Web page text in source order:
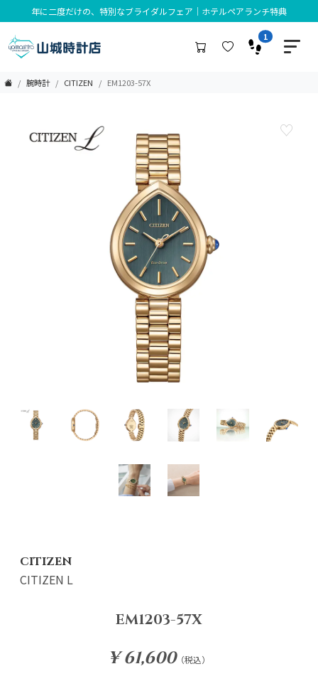
年に二度だけの、特別なブライダルフェア｜ホテルペアランチ特典
1
腕時計 CITIZEN EM1203-57X
CITIZEN
CITIZEN L
EM1203-57X
¥ 61,600（税込）